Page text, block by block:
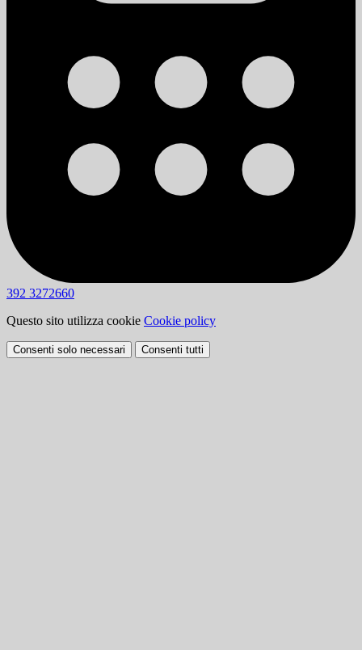
392 3272660
Questo sito utilizza cookie Cookie policy
Consenti solo necessari Consenti tutti